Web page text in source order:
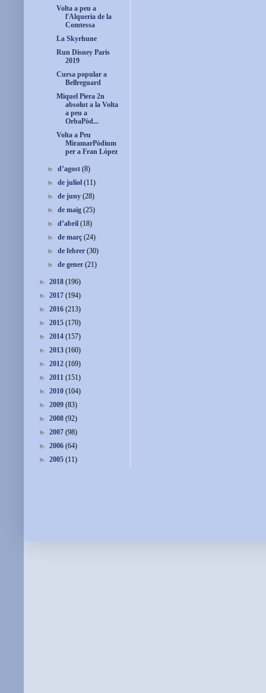
Volta a peu a
l'Alqueria de la
Comtessa
La Skyrhune
Run Disney París
2019
Cursa popular a
Bellreguard
Miquel Piera 2n
absolut a la Volta
a peu a
OrbaPòd...
Volta a Peu
MiramarPòdium
per a Fran López
►d’agost(8)
►de juliol(11)
►de juny(28)
►de maig(25)
►d’abril(18)
►de març(24)
►de febrer(30)
►de gener(21)
► 2018 (196)
► 2017 (194)
► 2016 (213)
► 2015 (170)
► 2014 (157)
► 2013 (160)
► 2012 (169)
► 2011 (151)
► 2010 (104)
► 2009 (83)
► 2008 (92)
► 2007 (98)
► 2006 (64)
► 2005 (11)